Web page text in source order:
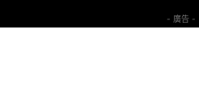
- 廣告 -